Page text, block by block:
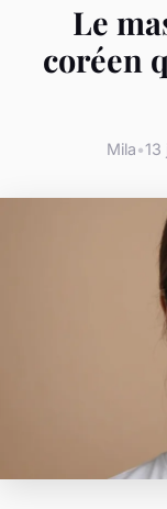
Le
coréen
Mila•13